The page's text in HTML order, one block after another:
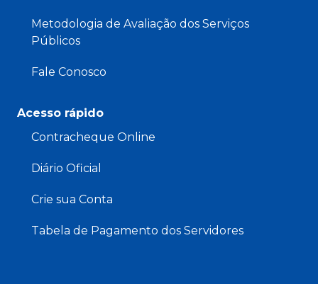
Metodologia de Avaliação dos Serviços
Públicos
Fale Conosco
Acesso rápido
Contracheque Online
Diário Oficial
Crie sua Conta
Tabela de Pagamento dos Servidores